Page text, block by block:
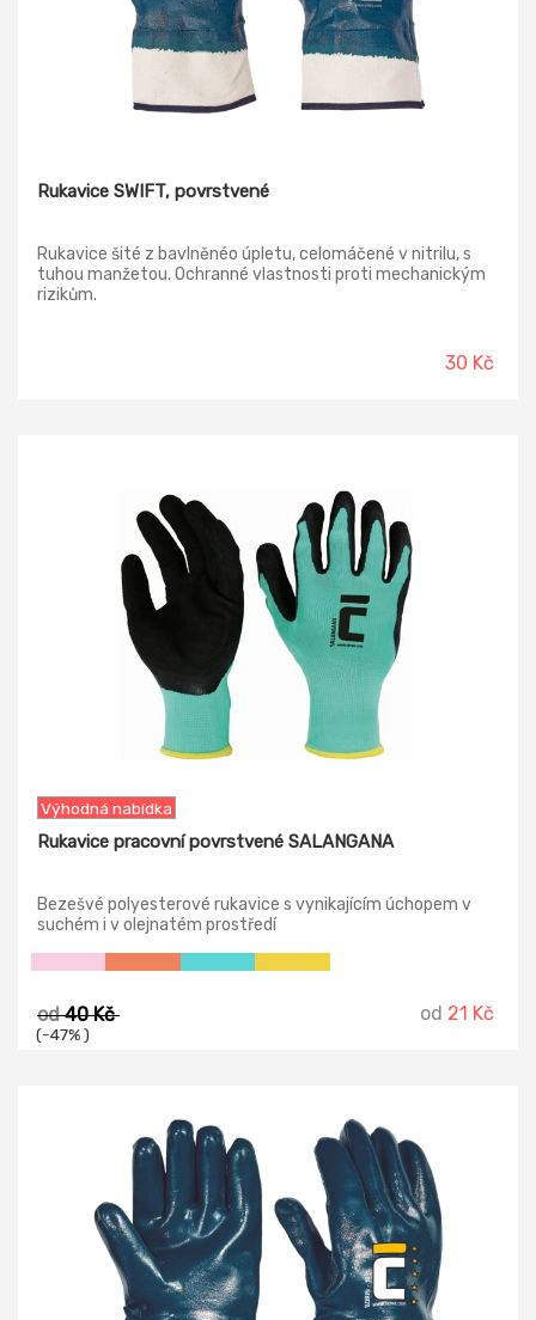
Rukavice SWIFT, povrstvené
Rukavice šité z bavlněnéo úpletu, celomáčené v nitrilu, s
tuhou manžetou. Ochranné vlastnosti proti mechanickým
rizikům.
30 Kč
Výhodná nabídka
Rukavice pracovní povrstvené SALANGANA
Bezešvé polyesterové rukavice s vynikajícím úchopem v
suchém i v olejnatém prostředí
od40 Kč
(-47% )
od 21 Kč